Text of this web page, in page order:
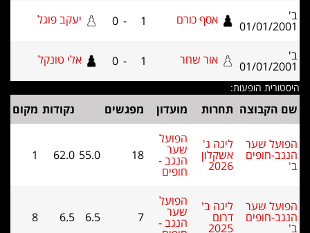
01/01/ אסף כורם 0 יעקב פוגל
01/01/ אור שחר 0 אלי טונקל
הופעות:
הקבוצה תחרות מועדון מפגשים נקודות מקום
שער
חופים
ליגה ג'
אשקלון
הפועל
שער
הנגב -
חופים
18
62.0
1
שער
חופים
ליגה ב'
דרום
הפועל
שער
הנגב - 7
6.5
8